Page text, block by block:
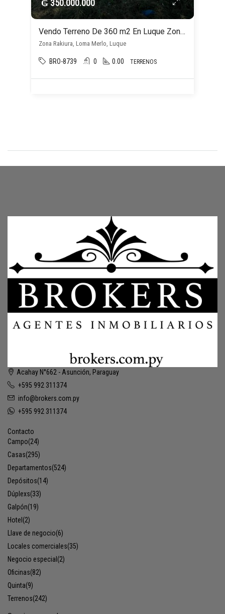
₲ 350.000.000
Vendo Terreno De 360 m2 En Luque Zona Rakiura
Zona Rakiura, Loma Merlo, Luque
BRO-8739 0 0.00 TERRENOS
Acahay N°662 - Asunción, Paraguay
+595 992 311374
info@brokers.com.py
+595 992 311374
Contacto
Campo(24)
Casas(295)
Departamentos(524)
Depósitos(14)
Dúplexs(33)
Galpón(19)
Hotel (2)
Llave de negocio(6)
Locales comerciales(35)
Negocio especial (2)
Oficinas(82)
Quinta(9)
Terrenos(242)